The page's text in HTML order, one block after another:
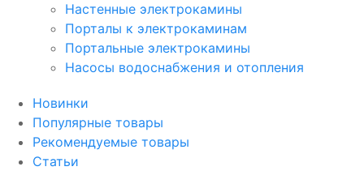
Настенные электрокамины
Порталы к электрокаминам
Портальные электрокамины
Насосы водоснабжения и отопления
Новинки
Популярные товары
Рекомендуемые товары
Статьи